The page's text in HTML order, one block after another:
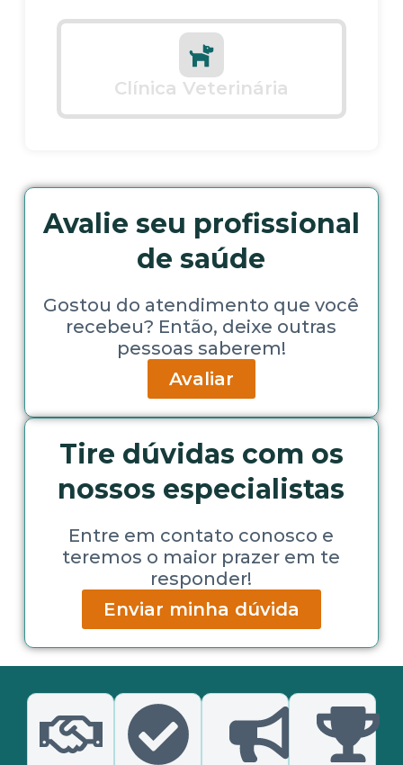
Clínica Veterinária
Avalie seu profissional
de saúde
Gostou do atendimento que você
recebeu? Então, deixe outras
pessoas saberem!
Avaliar
Tire dúvidas com os
nossos especialistas
Entre em contato conosco e
teremos o maior prazer em te
responder!
Enviar minha dúvida